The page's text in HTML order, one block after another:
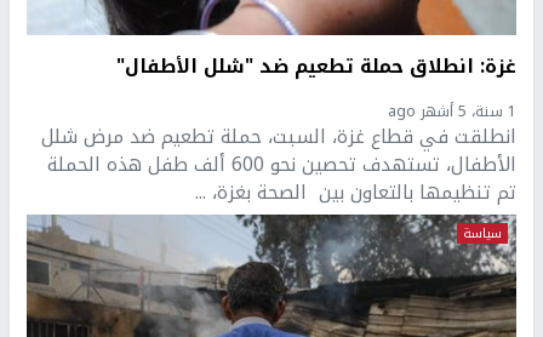
غزة: انطلاق حملة تطعيم ضد "شلل الأطفال"
1 سنة، 5 أشهر ago
انطلقت في قطاع غزة، السبت، حملة تطعيم ضد مرض شلل
الأطفال، تستهدف تحصين نحو 600 ألف طفل هذه الحملة
تم تنظيمها بالتعاون بين الصحة بغزة، ...
سياسة